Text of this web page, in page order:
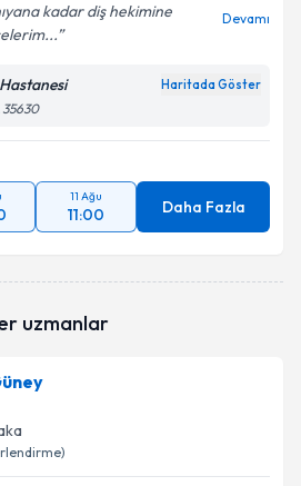
kadar diş hekimine
Devamı
Haritada Göster
35630
11 Ağu
11:00 Daha Fazla
uzmanlar